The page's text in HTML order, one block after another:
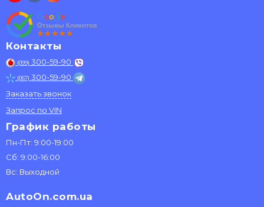
Контакты
(099) 300-59-90
(067) 300-59-90
Заказать звонок
Запрос по VIN
График работы
Пн-Пт: 9:00-19:00
Сб: 9:00-16:00
Вс: Выходной
AutoOn.com.ua